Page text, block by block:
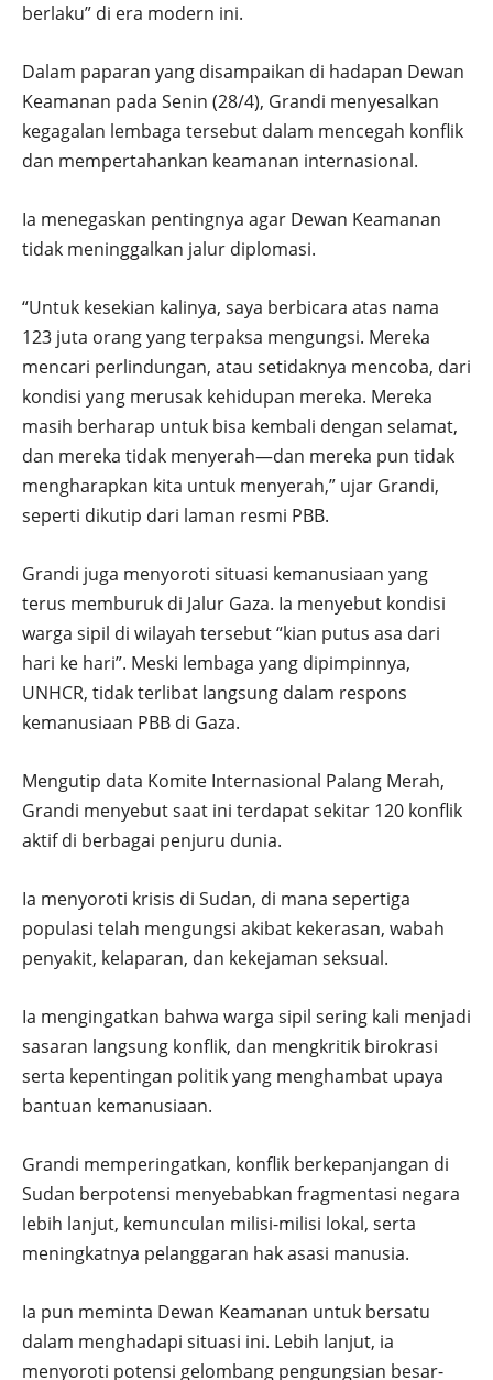
berlaku” di era modern ini.
Dalam paparan yang disampaikan di hadapan Dewan
Keamanan pada Senin (28/4), Grandi menyesalkan
kegagalan lembaga tersebut dalam mencegah konflik
dan mempertahankan keamanan internasional.
Ia menegaskan pentingnya agar Dewan Keamanan
tidak meninggalkan jalur diplomasi.
“Untuk kesekian kalinya, saya berbicara atas nama
123 juta orang yang terpaksa mengungsi. Mereka
mencari perlindungan, atau setidaknya mencoba, dari
kondisi yang merusak kehidupan mereka. Mereka
masih berharap untuk bisa kembali dengan selamat,
dan mereka tidak menyerah—dan mereka pun tidak
mengharapkan kita untuk menyerah,” ujar Grandi,
seperti dikutip dari laman resmi PBB.
Grandi juga menyoroti situasi kemanusiaan yang
terus memburuk di Jalur Gaza. Ia menyebut kondisi
warga sipil di wilayah tersebut “kian putus asa dari
hari ke hari”. Meski lembaga yang dipimpinnya,
UNHCR, tidak terlibat langsung dalam respons
kemanusiaan PBB di Gaza.
Mengutip data Komite Internasional Palang Merah,
Grandi menyebut saat ini terdapat sekitar 120 konflik
aktif di berbagai penjuru dunia.
Ia menyoroti krisis di Sudan, di mana sepertiga
populasi telah mengungsi akibat kekerasan, wabah
penyakit, kelaparan, dan kekejaman seksual.
Ia mengingatkan bahwa warga sipil sering kali menjadi
sasaran langsung konflik, dan mengkritik birokrasi
serta kepentingan politik yang menghambat upaya
bantuan kemanusiaan.
Grandi memperingatkan, konflik berkepanjangan di
Sudan berpotensi menyebabkan fragmentasi negara
lebih lanjut, kemunculan milisi-milisi lokal, serta
meningkatnya pelanggaran hak asasi manusia.
Ia pun meminta Dewan Keamanan untuk bersatu
dalam menghadapi situasi ini. Lebih lanjut, ia
menyoroti potensi gelombang pengungsian besar-